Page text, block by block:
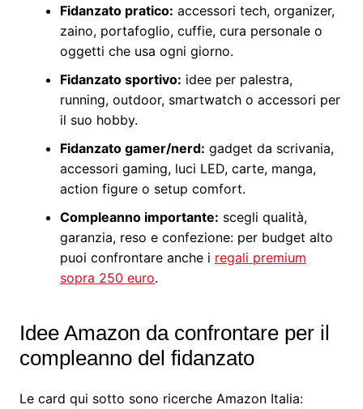
Fidanzato pratico: accessori tech, organizer,
zaino, portafoglio, cuffie, cura personale o
oggetti che usa ogni giorno.
Fidanzato sportivo: idee per palestra,
running, outdoor, smartwatch o accessori per
il suo hobby.
Fidanzato gamer/nerd: gadget da scrivania,
accessori gaming, luci LED, carte, manga,
action figure o setup comfort.
Compleanno importante: scegli qualità,
garanzia, reso e confezione: per budget alto
puoi confrontare anche i regali premium
sopra 250 euro.
Idee Amazon da confrontare per il
compleanno del fidanzato
Le card qui sotto sono ricerche Amazon Italia: